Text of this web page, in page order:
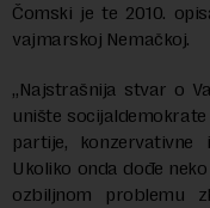
Čomski je te 2010.
vajmarskoj Nemačkoj.
„Najstrašnija stvar o
unište
partije,
Ukoliko onda dođe
ozbiljnom problemu